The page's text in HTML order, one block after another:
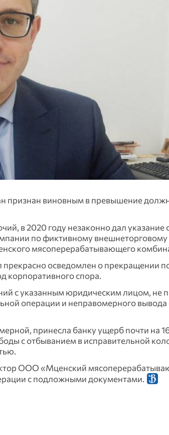
виновным в превышение
в 2020 году незаконно дал указание
по фиктивному внешнеторговому
мясоперерабатывающего
осведомлен о прекращении
корпоративного спора.
с указанным юридическим лицом, не
операции и неправомерного вывода
принесла банку ущерб почти на
с отбыванием в исправительной
ООО «Мценский
с подложными документами.